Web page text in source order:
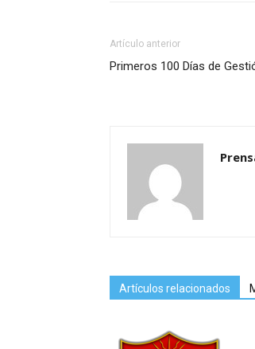
Artículo anterior
Primeros 100 Días de
Artículos relacionados